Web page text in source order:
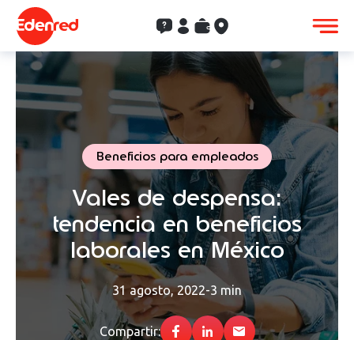
Contacto
Clientes
SaldoAceptación
Beneficios para empleados
Vales de despensa:
tendencia en beneficios
laborales en México
31 agosto, 2022-3 min
Compartir: